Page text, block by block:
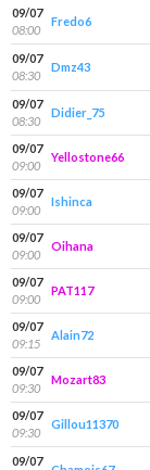
09/07
08:00
Fredo6
09/07
08:30
Dmz43
09/07
08:30
Didier_75
09/07
09:00
Yellostone66
09/07
09:00
Ishinca
09/07
09:00
Oihana
09/07
09:00
PAT117
09/07
09:15
Alain72
09/07
09:30
Mozart83
09/07
09:30
Gillou11370
09/07